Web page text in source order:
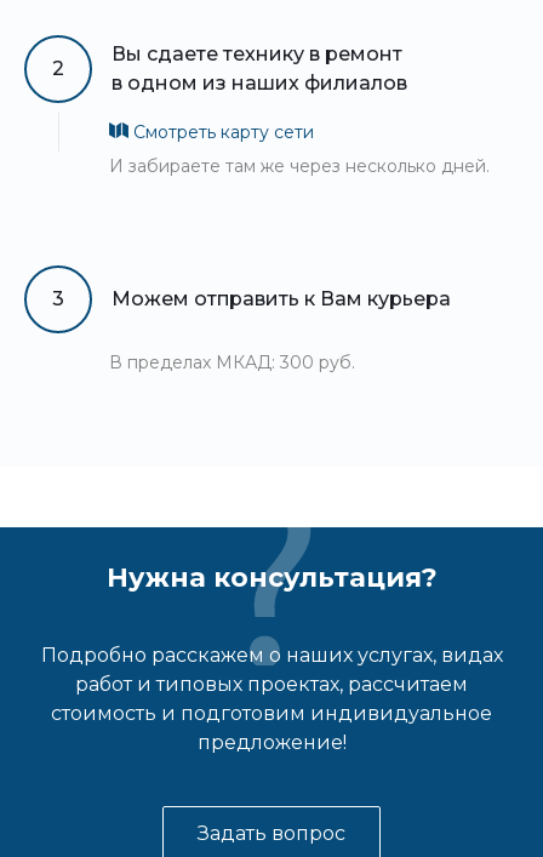
2
Вы сдаете технику в ремонт
в одном из наших филиалов
Смотреть карту сети
И забираете там же через несколько дней.
3 Можем отправить к Вам курьера
В пределах МКАД: 300 руб.
Нужна консультация?
Подробно расскажем о наших услугах, видах
работ и типовых проектах, рассчитаем
стоимость и подготовим индивидуальное
предложение!
Задать вопрос